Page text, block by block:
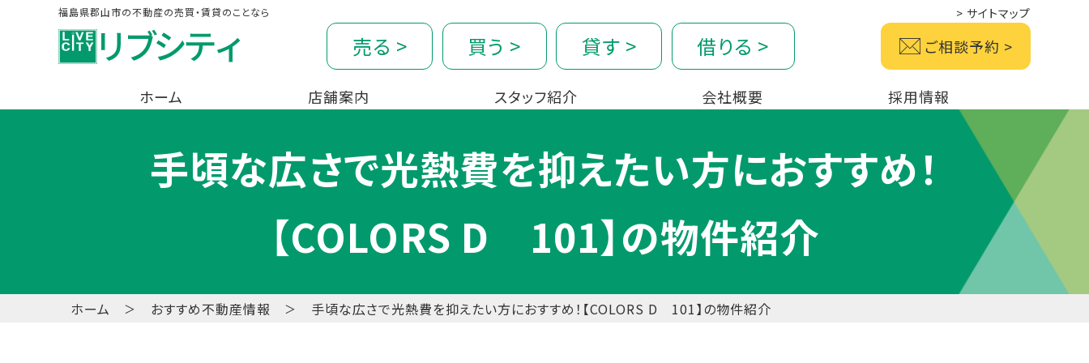
福島県郡山市の不動産の売買・賃貸のことなら > サイトマップ
売る > 買う > 貸す > 借りる > ご相談予約 >
ホーム 店舗案内 スタッフ紹介 会社概要 採用情報
手頃な広さで光熱費を抑えたい方におすすめ！
【COLORS D 101】の物件紹介
ホーム おすすめ不動産情報 手頃な広さで光熱費を抑えたい方におすすめ！【COLORS D 101】の物件紹介